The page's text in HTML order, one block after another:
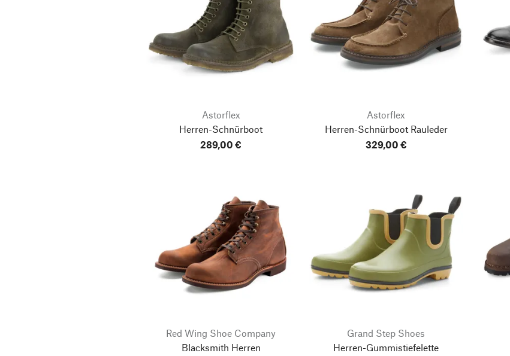
Astorflex
Herren-Schnürboot
289,00 €
Astorflex
Herren-Schnürboot Rauleder
329,00 €
Red Wing Shoe Company
Blacksmith Herren
Grand Step Shoes
Herren-Gummistiefelette